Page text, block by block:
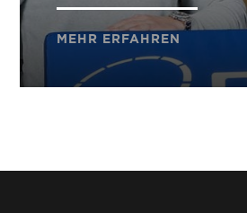
MEHR ERFAHREN